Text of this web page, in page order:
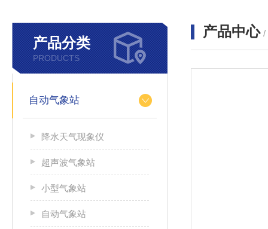
产品分类
PRODUCTS
自动气象站
降水天气现象仪
超声波气象站
小型气象站
自动气象站
产品中心 /